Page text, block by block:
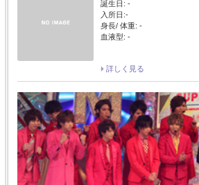
誕生日: -
入所日:-
身長/ 体重: -
血液型: -
詳しく見る